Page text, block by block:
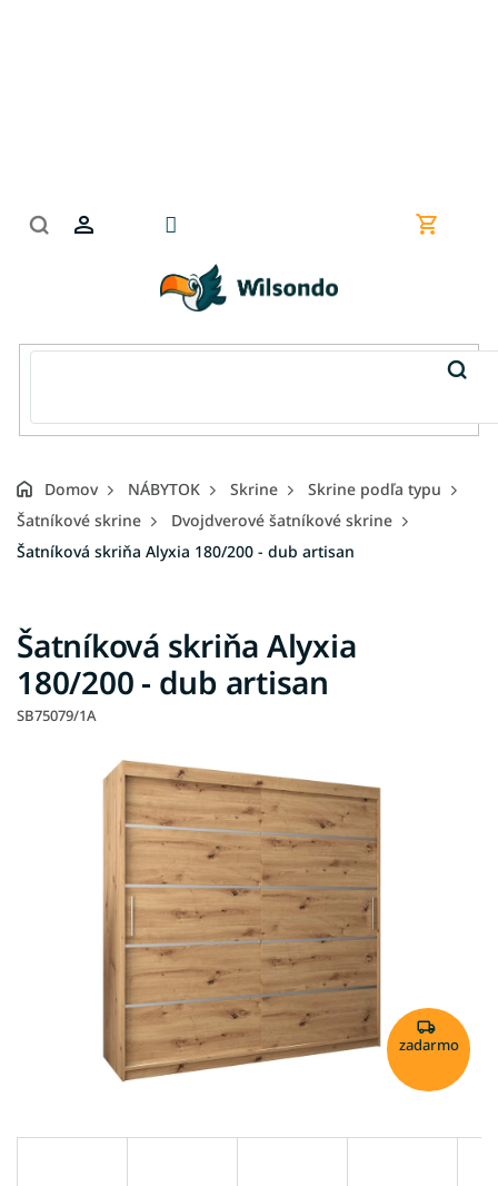
Domov NÁBYTOK Skrine
Skrine podľa typu
Šatníkové skrine
Dvojdverové šatníkové skrine
Šatníková skriňa Alyxia 180/200 - dub artisan
Šatníková skriňa Alyxia
180/200 - dub artisan
SB75079/1A
zadarmo